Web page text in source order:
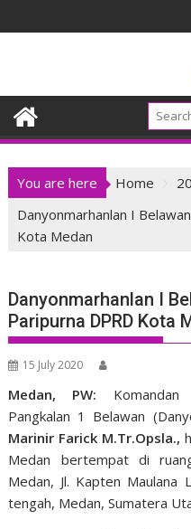
to
You are here Home
Danyonmarhanlan I
Kota Medan
Danyonmarhanlan I
Paripurna DPRD Kota
15 July 2020
Medan, PW: Komandan
Pangkalan 1 Belawan
Marinir Farick M.Tr.Opsla.,
Medan bertempat di
Medan, Jl. Kapten Maulana
tengah, Medan, Sumatera